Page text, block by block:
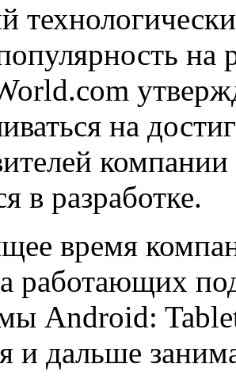
на
на
в разработке.
время
работающих
Android:
и дальше